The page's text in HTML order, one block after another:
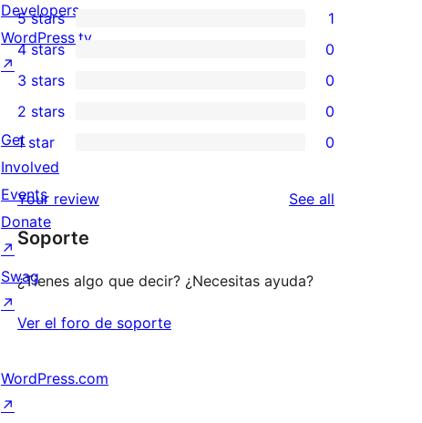
1
5-
star
review
5 stars 1
4-
star
reviews
4 stars 0
0
3-
star
reviews
3 stars 0
2-
star
reviews
2 stars 0
star
reviews
1 star 0
Your review See all
Soporte
¿Tienes algo que decir? ¿Necesitas ayuda?
Ver el foro de soporte
Developers
WordPress.tv
↗
Get
Involved
Events
Donate
↗
Swag
↗
WordPress.com
↗